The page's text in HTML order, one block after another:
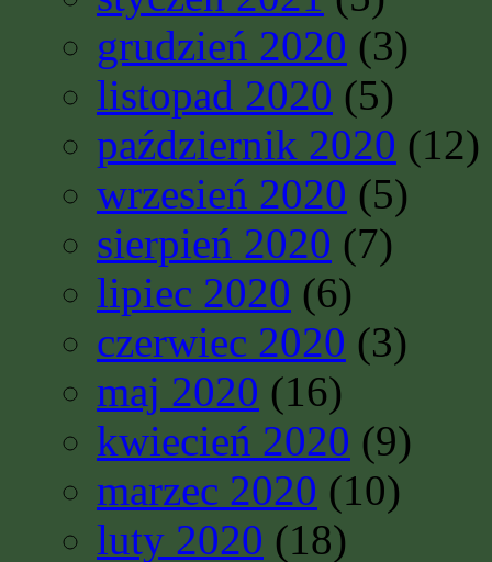
grudzień 2020 (3)
listopad 2020 (5)
październik 2020 (12)
wrzesień 2020 (5)
sierpień 2020 (7)
lipiec 2020 (6)
czerwiec 2020 (3)
maj 2020 (16)
kwiecień 2020 (9)
marzec 2020 (10)
luty 2020 (18)